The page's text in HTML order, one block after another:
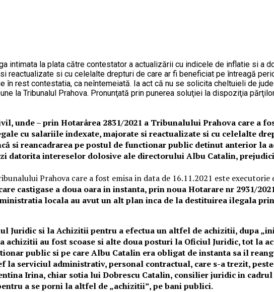
intimata la plata către contestator a actualizării cu indicele de inflatie si a
reactualizate si cu celelalte drepturi de care ar fi beneficiat pe întreagă
în rest contestatia, ca neîntemeiată. Ia act că nu se solicita cheltuieli de
la Tribunalul Prahova. Pronunţată prin punerea soluţiei la dispoziţia
unde – prin Hotarârea 2831/2021 a Tribunalului Prahova care a
cu salariile indexate, majorate si reactualizate si cu celelalte
si reancadrarea pe postul de functionar public detinut anterior
datorita intereselor dolosive ale directorului Albu Catalin,
Prahova care a fost emisa in data de 16.11.2021 este
castigase a doua oara in instanta, prin noua Hotarare nr 2931/
locala au avut un alt plan inca de la destituirea ilegala prin
Juridic si la Achizitii pentru a efectua un altfel de achizitii, dupa
achizitii au fost scoase si alte doua posturi la Oficiul Juridic, tot la
public si pe care Albu Catalin era obligat de instanta sa il
la serviciul administrativ, personal contractual, care s-a trezit,
Irina, chiar sotia lui Dobrescu Catalin, consilier juridic in
a se porni la altfel de „achizitii”, pe bani publici.